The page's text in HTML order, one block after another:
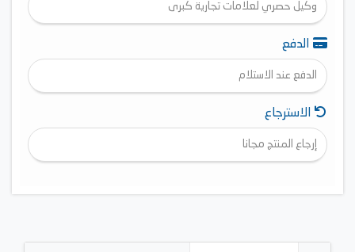
وكيل حصري لعلامات تجارية كبرى
الدفع
الدفع عند الاستلام
الاسترجاع
إرجاع المنتج مجانا